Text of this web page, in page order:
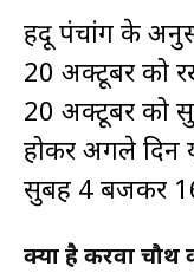
हिंदू पंचांग के
20 अक्टूबर को
20 अक्टूबर को
होकर अगले दिन
सुबह 4 बजकर
क्या है करवा चौथ